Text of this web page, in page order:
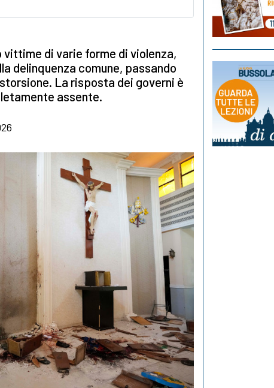
di varie forme di violenza,
delinquenza comune, passando
La risposta dei governi è
assente.